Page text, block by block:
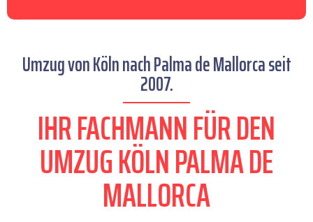
Umzug von Köln nach Palma de Mallorca seit
2007.
IHR FACHMANN FÜR DEN
UMZUG KÖLN PALMA DE
MALLORCA